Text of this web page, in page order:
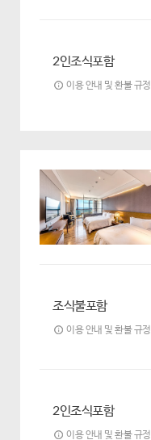
2인조식포함
이용 안내 및 환불 규정
조식불포함
이용 안내 및 환불 규정
2인조식포함
이용 안내 및 환불 규정